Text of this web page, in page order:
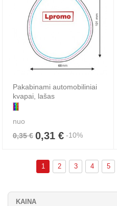
Pakabinami automobiliniai
kvapai, lašas
nuo
0,35 € 0,31 € -10%
1 2 3 4 5
KAINA